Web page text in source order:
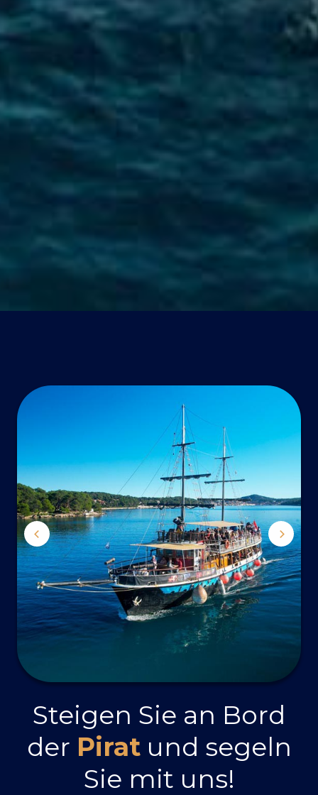
Steigen Sie an Bord
der Piratund segeln
Sie mit uns!